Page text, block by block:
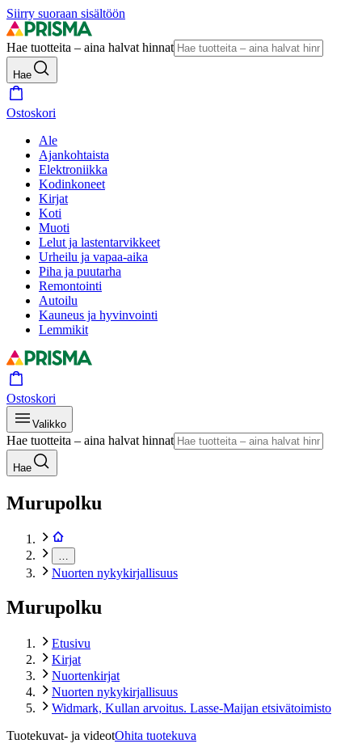
Siirry suoraan sisältöön
Hae tuotteita – aina halvat hinnat
Hae
Ostoskori
Ale
Ajankohtaista
Elektroniikka
Kodinkoneet
Kirjat
Koti
Muoti
Lelut ja lastentarvikkeet
Urheilu ja vapaa-aika
Piha ja puutarha
Remontointi
Autoilu
Kauneus ja hyvinvointi
Lemmikit
Ostoskori
Valikko
Hae tuotteita – aina halvat hinnat
Hae
Murupolku
Nuorten nykykirjallisuus
Murupolku
Etusivu
Kirjat
Nuortenkirjat
Nuorten nykykirjallisuus
Widmark, Kullan arvoitus. Lasse-Maijan etsivätoimisto
Tuotekuvat- ja videotOhita tuotekuva